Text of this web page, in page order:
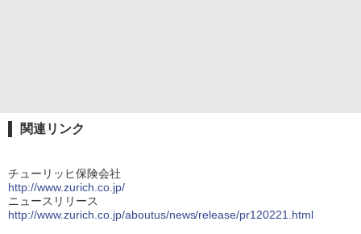
関連リンク
チューリッヒ保険会社
http://www.zurich.co.jp/
ニュースリリース
http://www.zurich.co.jp/aboutus/news/release/pr120221.html